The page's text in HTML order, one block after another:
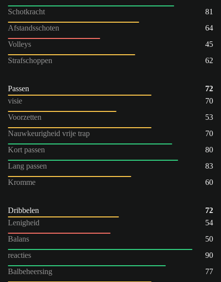
Schotkracht
81
Afstandsschoten
64
Volleys
45
Strafschoppen
62
Passen
72
visie
70
Voorzetten
53
Nauwkeurigheid vrije trap
70
Kort passen
80
Lang passen
83
Kromme
60
Dribbelen
72
Lenigheid
54
Balans
50
reacties
90
Balbeheersing
77